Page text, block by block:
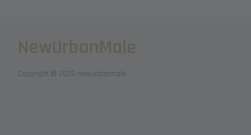
NewUrbanMale
Copyright © 2026 newurbanmale.